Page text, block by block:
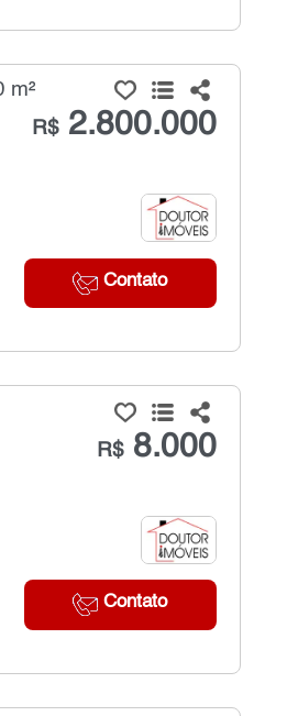
m²
R$2.800.000
Contato
R$8.000
Contato